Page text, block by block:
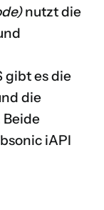
)nutzt die
gibt es die
die
Beide
iAPI